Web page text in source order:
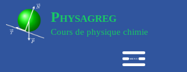
Physagreg
Cours de physique chimie